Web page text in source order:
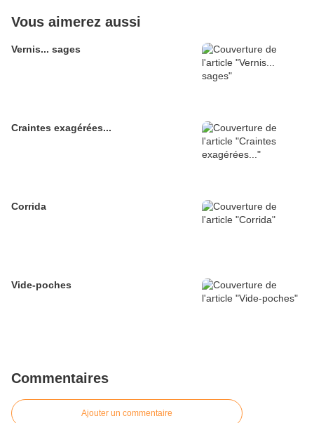
Vous aimerez aussi
Vernis... sages
Craintes exagérées...
Corrida
Vide-poches
Commentaires
Ajouter un commentaire